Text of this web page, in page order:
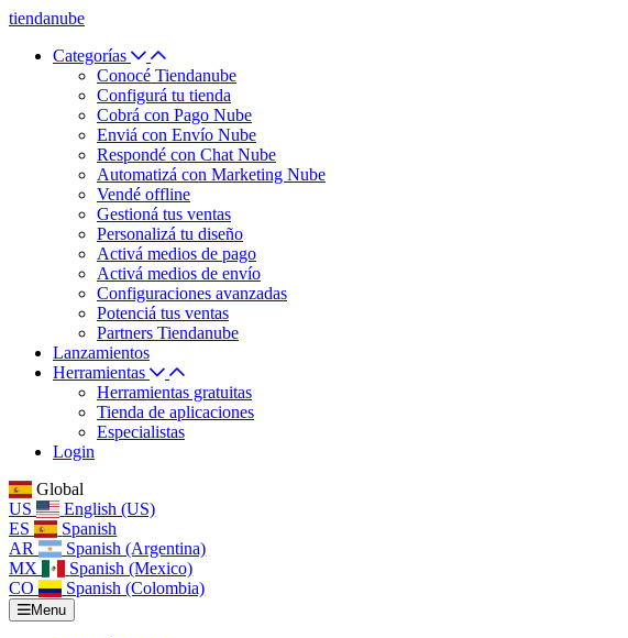
tiendanube
Categorías
Conocé Tiendanube
Configurá tu tienda
Cobrá con Pago Nube
Enviá con Envío Nube
Respondé con Chat Nube
Automatizá con Marketing Nube
Vendé offline
Gestioná tus ventas
Personalizá tu diseño
Activá medios de pago
Activá medios de envío
Configuraciones avanzadas
Potenciá tus ventas
Partners Tiendanube
Lanzamientos
Herramientas
Herramientas gratuitas
Tienda de aplicaciones
Especialistas
Login
Global
US
English (US)
ES
Spanish
AR
Spanish (Argentina)
MX
Spanish (Mexico)
CO
Spanish (Colombia)
Menu